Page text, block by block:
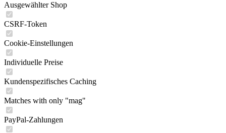
Ausgewählter Shop
CSRF-Token
Cookie-Einstellungen
Individuelle Preise
Kundenspezifisches Caching
Matches with only "mag"
PayPal-Zahlungen